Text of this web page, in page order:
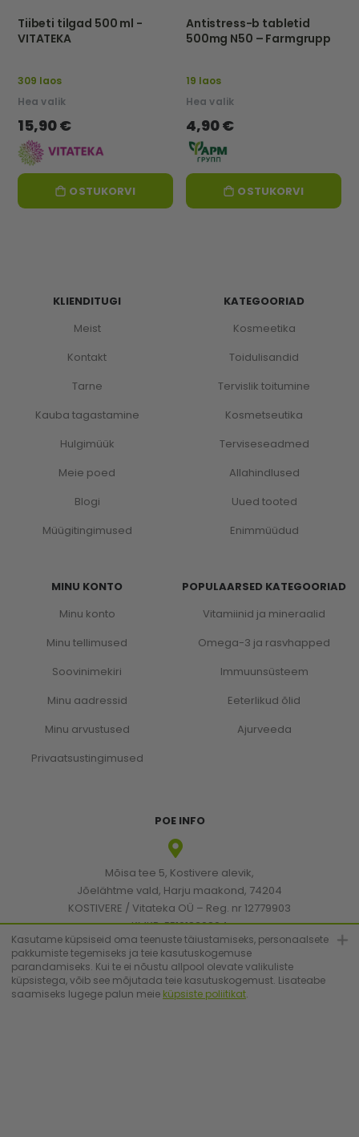
Tiibeti tilgad 500 ml -
VITATEKA
309 laos
Hea valik
15,90 €
OSTUKORVI
Antistress-b tabletid
500mg N50 – Farmgrupp
19 laos
Hea valik
4,90 €
OSTUKORVI
KLIENDITUGI
Meist
Kontakt
Tarne
Kauba tagastamine
Hulgimüük
Meie poed
Blogi
Müügitingimused
MINU KONTO
Minu konto
Minu tellimused
Soovinimekiri
Minu aadressid
Minu arvustused
Privaatsustingimused
KATEGOORIAD
Kosmeetika
Toidulisandid
Tervislik toitumine
Kosmetseutika
Terviseseadmed
Allahindlused
Uued tooted
Enimmüüdud
POPULAARSED KATEGOORIAD
Vitamiinid ja mineraalid
Omega-3 ja rasvhapped
Immuunsüsteem
Eeterlikud õlid
Ajurveeda
POE INFO
Mõisa tee 5, Kostivere alevik,
Jõelähtme vald, Harju maakond, 74204
KOSTIVERE / Vitateka OÜ – Reg. nr 12779903
KMKR: EE101830894
[email protected]
Kasutame küpsiseid oma teenuste täiustamiseks, personaalsete
pakkumiste tegemiseks ja teie kasutuskogemuse
parandamiseks. Kui te ei nõustu allpool olevate valikuliste
küpsistega, võib see mõjutada teie kasutuskogemust. Lisateabe
saamiseks lugege palun meie küpsiste poliitikat.